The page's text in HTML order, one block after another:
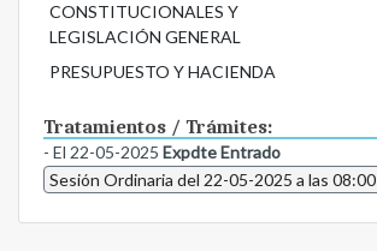
CONSTITUCIONALES Y
LEGISLACIÓN GENERAL
PRESUPUESTO Y HACIENDA
Tratamientos / Trámites:
- El 22-05-2025 Expdte Entrado
Sesión Ordinaria del 22-05-2025 a las 08:00